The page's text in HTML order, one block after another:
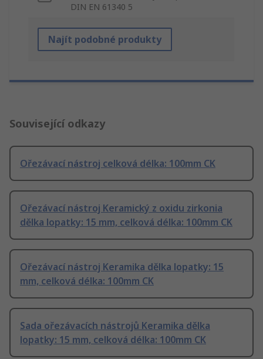
DIN EN 61340 5
Najít podobné produkty
Související odkazy
Ořezávací nástroj celková délka: 100mm CK
Ořezávací nástroj Keramický z oxidu zirkonia
dělka lopatky: 15 mm, celková délka: 100mm CK
Ořezávací nástroj Keramika dělka lopatky: 15
mm, celková délka: 100mm CK
Sada ořezávacích nástrojů Keramika dělka
lopatky: 15 mm, celková délka: 100mm CK